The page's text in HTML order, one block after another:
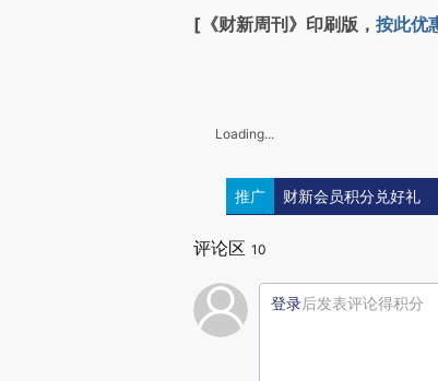
[《财新周刊》印刷版， 按此优
Loading...
推广 财新会员积分兑好礼
评论区 10
登录后发表评论得积分